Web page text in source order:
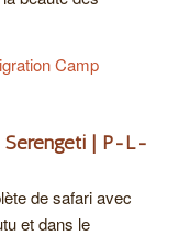
Camp
Serengeti | P-L-
de safari avec
et dans le